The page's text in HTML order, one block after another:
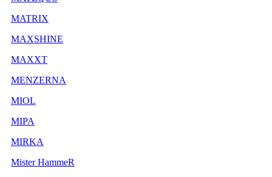
MATRIX
MAXSHINE
MAXXT
MENZERNA
MIOL
MIPA
MIRKA
Mister HammeR